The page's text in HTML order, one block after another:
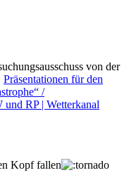
von der
Präsentationen für den
/
und RP | Wetterkanal
Kopf fallen